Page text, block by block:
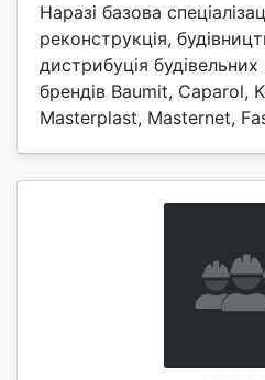
Наразі базова
реконструкція,
дистрибуція будівельних
брендів Baumit, Caparol,
Masterplast, Masternet,